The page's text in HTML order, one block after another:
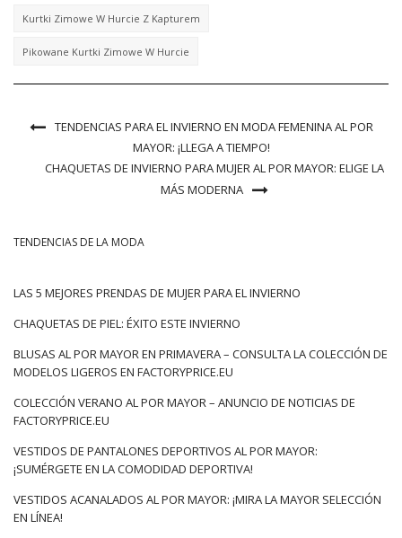
Kurtki Zimowe W Hurcie Z Kapturem
Pikowane Kurtki Zimowe W Hurcie
TENDENCIAS PARA EL INVIERNO EN MODA FEMENINA AL POR
MAYOR: ¡LLEGA A TIEMPO!
CHAQUETAS DE INVIERNO PARA MUJER AL POR MAYOR: ELIGE LA
MÁS MODERNA
TENDENCIAS DE LA MODA
LAS 5 MEJORES PRENDAS DE MUJER PARA EL INVIERNO
CHAQUETAS DE PIEL: ÉXITO ESTE INVIERNO
BLUSAS AL POR MAYOR EN PRIMAVERA – CONSULTA LA COLECCIÓN DE
MODELOS LIGEROS EN FACTORYPRICE.EU
COLECCIÓN VERANO AL POR MAYOR – ANUNCIO DE NOTICIAS DE
FACTORYPRICE.EU
VESTIDOS DE PANTALONES DEPORTIVOS AL POR MAYOR:
¡SUMÉRGETE EN LA COMODIDAD DEPORTIVA!
VESTIDOS ACANALADOS AL POR MAYOR: ¡MIRA LA MAYOR SELECCIÓN
EN LÍNEA!